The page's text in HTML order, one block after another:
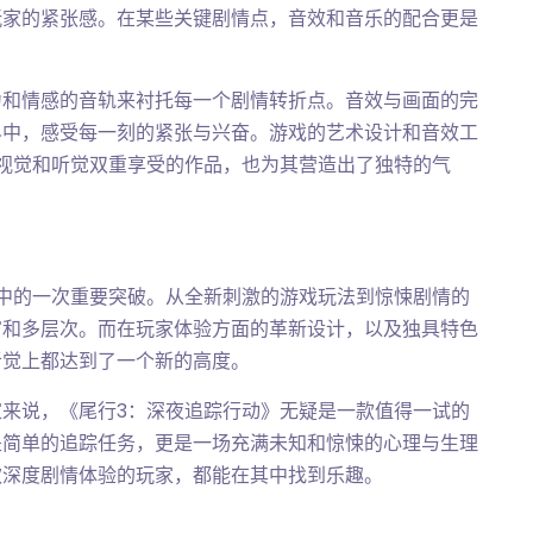
的紧张感。在某些关键剧情点，音效和音乐的配合更是
情感的音轨来衬托每一个剧情转折点。音效与画面的完
，感受每一刻的紧张与兴奋。游戏的艺术设计和音效工
和听觉双重享受的作品，也为其营造出了独特的气
一次重要突破。从全新刺激的游戏玩法到惊悚剧情的
多层次。而在玩家体验方面的革新设计，以及独具特色
上都达到了一个新的高度。
说，《尾行3：深夜追踪行动》无疑是一款值得一试的
单的追踪任务，更是一场充满未知和惊悚的心理与生理
度剧情体验的玩家，都能在其中找到乐趣。